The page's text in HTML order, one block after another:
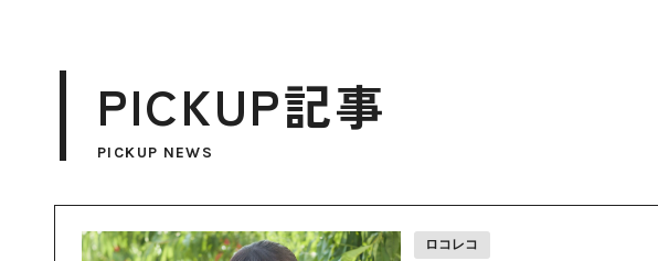
PICKUP記事
PICKUP NEWS
ロコレコ